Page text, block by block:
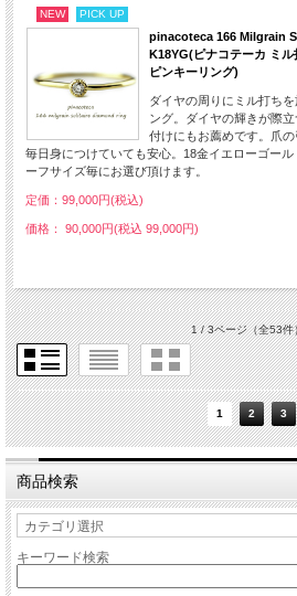
NEW PICK UP
pinacoteca 166 Milgrain
K18YG(ピナコテーカ ミ
ピンキーリング)
ダイヤの周りにミル打ち
ング。ダイヤの輝きが際
付けにもお薦めです。爪
毎日身につけていても安心。18金イエローゴー
ーフサイズ毎にお選び頂けます。
定価：99,000円(税込)
価格： 90,000円(税込 99,000円)
1 / 3ページ（全53件
1 2 3
商品検索
キーワード検索